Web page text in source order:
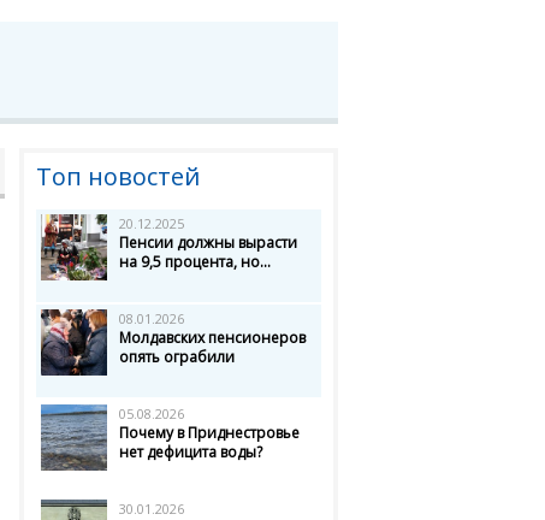
Топ новостей
20.12.2025
Пенсии должны вырасти
на 9,5 процента, но...
08.01.2026
Молдавских пенсионеров
опять ограбили
05.08.2026
Почему в Приднестровье
нет дефицита воды?
30.01.2026